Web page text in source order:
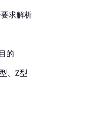
求解析
的
、Z型